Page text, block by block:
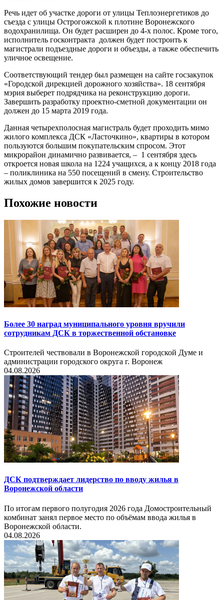
Речь идет об участке дороги от улицы Теплоэнергетиков до
съезда с улицы Острогожской к плотине Воронежского
водохранилища. Он будет расширен до 4-х полос. Кроме того,
исполнитель госконтракта должен будет построить к
магистрали подъездные дороги и объезды, а также обеспечить
уличное освещение.
Соответствующий тендер был размещен на сайте госзакупок
«Городской дирекцией дорожного хозяйства». 18 сентября
мэрия выберет подрядчика на реконструкцию дороги.
Завершить разработку проектно-сметной документации он
должен до 15 марта 2019 года.
Данная четырехполосная магистраль будет проходить мимо
жилого комплекса ДСК «Ласточкино», квартиры в котором
пользуются большим покупательским спросом. Этот
микрорайон динамично развивается, – 1 сентября здесь
откроется новая школа на 1224 учащихся, а к концу 2018 года
– поликлиника на 550 посещений в смену. Строительство
жилых домов завершится к 2025 году.
Похожие новости
Более 30 наград муниципального уровня вручили
сотрудникам ДСК в торжественной обстановке
Строителей чествовали в Воронежской городской Думе и
администрации городского округа г. Воронеж
04.08.2026
ДСК подтверждает лидерство по вводу жилья в
Воронежской области
По итогам первого полугодия 2026 года Домостроительный
комбинат занял первое место по объёмам ввода жилья в
Воронежской области.
04.08.2026